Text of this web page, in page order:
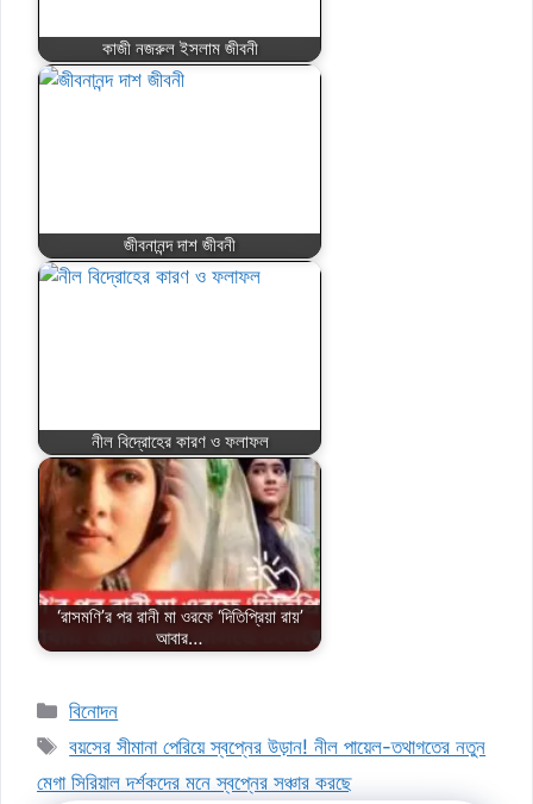
কাজী নজরুল ইসলাম জীবনী
জীবনানন্দ দাশ জীবনী
নীল বিদ্রোহের কারণ ও ফলাফল
‘রাসমণি’র পর রানী মা ওরফে ‘দিতিপ্রিয়া রায়’
আবার…
Categories
বিনোদন
Tags
বয়সের সীমানা পেরিয়ে স্বপ্নের উড়ান! নীল পায়েল-তথাগতের নতুন
মেগা সিরিয়াল দর্শকদের মনে স্বপ্নের সঞ্চার করছে